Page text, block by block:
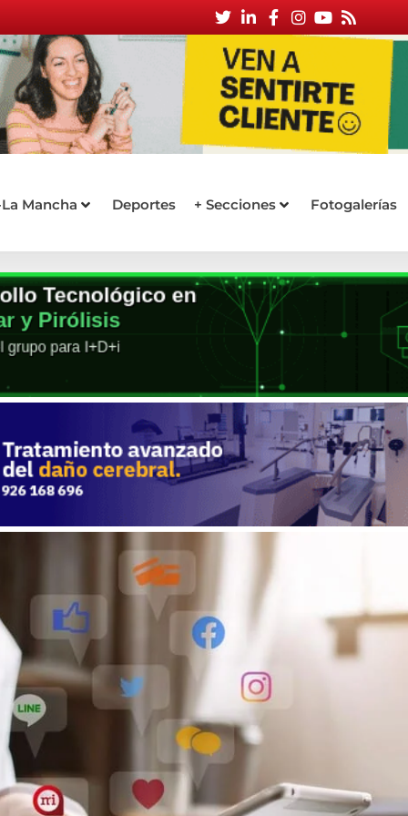
Mancha Deportes + Secciones Fotogalerías